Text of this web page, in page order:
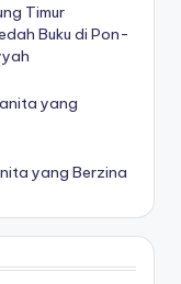
Timur
Buku di Pon-
yang
yang Berzina